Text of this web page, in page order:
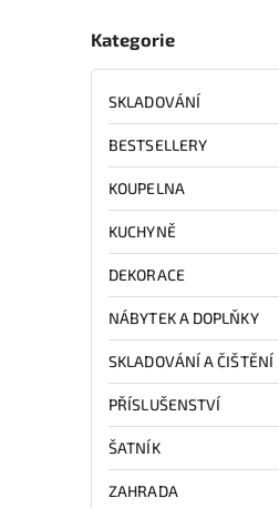
Kategorie
SKLADOVÁNÍ
BESTSELLERY
KOUPELNA
KUCHYNĚ
DEKORACE
NÁBYTEK A DOPLŇKY
SKLADOVÁNÍ A ČIŠTĚNÍ
PŘÍSLUŠENSTVÍ
ŠATNÍK
ZAHRADA